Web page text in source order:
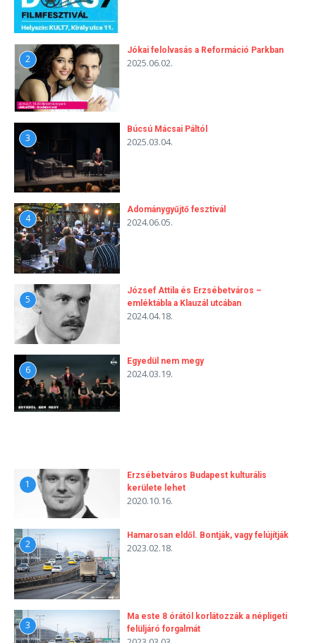
2
Jókai felolvasás a Reformáció Parkban
2025.06.02.
3
Búcsú Mácsai Páltól
2025.03.04.
4
Adománygyűjtő fesztivál
2024.06.05.
5
József Attila és Erzsébetváros –
emléktábla a Klauzál utcában
2024.04.18.
6
Egyedül nem megy
2024.03.19.
1
Erzsébetváros Budapest kulturális
kerülete lehet
2020.10.16.
2
Hamarosan eldől. Bontják, vagy felújítják
2023.02.18.
3
Ma este 8 órától korlátozzák a népligeti
felüljáró forgalmát